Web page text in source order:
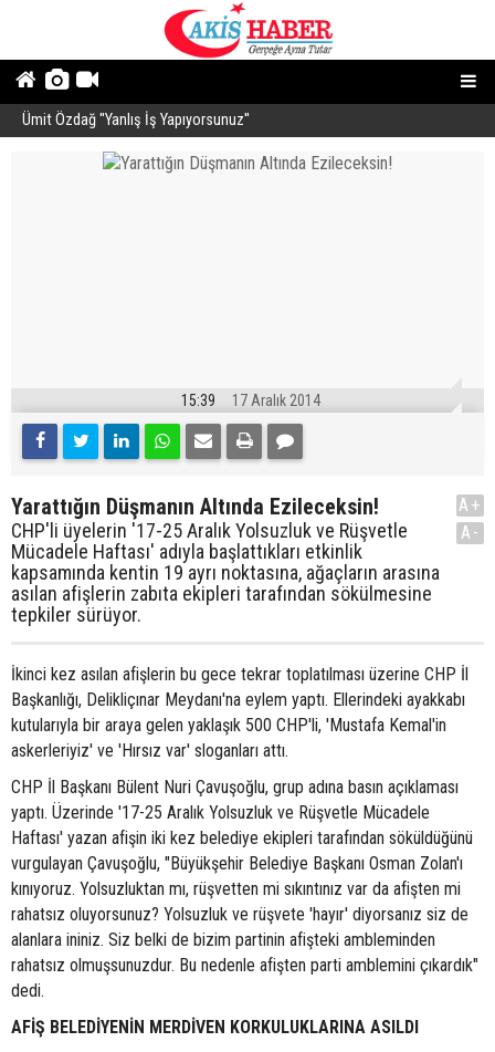
Ümit Özdağ ''Yanlış İş Yapıyorsunuz''
15:39 17 Aralık 2014
Yarattığın Düşmanın Altında Ezileceksin!
CHP'li üyelerin '17-25 Aralık Yolsuzluk ve Rüşvetle
Mücadele Haftası' adıyla başlattıkları etkinlik
kapsamında kentin 19 ayrı noktasına, ağaçların arasına
asılan afişlerin zabıta ekipleri tarafından sökülmesine
tepkiler sürüyor.
A+
A-
İkinci kez asılan afişlerin bu gece tekrar toplatılması üzerine CHP İl
Başkanlığı, Delikliçınar Meydanı'na eylem yaptı. Ellerindeki ayakkabı
kutularıyla bir araya gelen yaklaşık 500 CHP'li, 'Mustafa Kemal'in
askerleriyiz' ve 'Hırsız var' sloganları attı.
CHP İl Başkanı Bülent Nuri Çavuşoğlu, grup adına basın açıklaması
yaptı. Üzerinde '17-25 Aralık Yolsuzluk ve Rüşvetle Mücadele
Haftası' yazan afişin iki kez belediye ekipleri tarafından söküldüğünü
vurgulayan Çavuşoğlu, "Büyükşehir Belediye Başkanı Osman Zolan'ı
kınıyoruz. Yolsuzluktan mı, rüşvetten mi sıkıntınız var da afişten mi
rahatsız oluyorsunuz? Yolsuzluk ve rüşvete 'hayır' diyorsanız siz de
alanlara ininiz. Siz belki de bizim partinin afişteki ambleminden
rahatsız olmuşsunuzdur. Bu nedenle afişten parti amblemini çıkardık"
dedi.
AFİŞ BELEDİYENİN MERDİVEN KORKULUKLARINA ASILDI